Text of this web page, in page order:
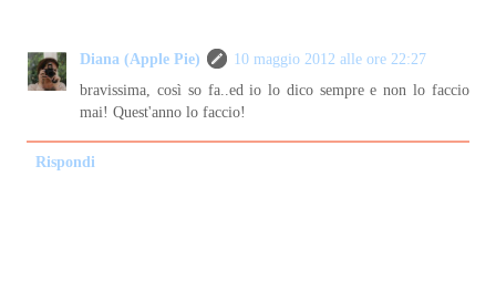
Diana (Apple Pie)
10 maggio 2012 alle ore 22:27
bravissima, così so fa..ed io lo dico sempre e non lo faccio
mai! Quest'anno lo faccio!
Rispondi